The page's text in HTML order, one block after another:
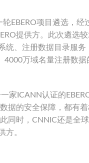
EBERO项目遴选，
提供方。此次遴选
统、注册数据目录服
4000万域名量注册数
家ICANN认证的
据的安全保障，都有
同时，CNNIC还是全
方。